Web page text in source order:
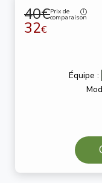
40€Prix de
comparaison
32€
Équipe :